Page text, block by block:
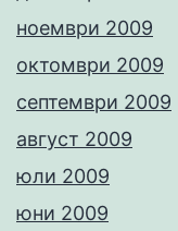
ноември 2009
октомври 2009
септември 2009
август 2009
юли 2009
юни 2009